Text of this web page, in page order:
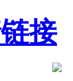
接